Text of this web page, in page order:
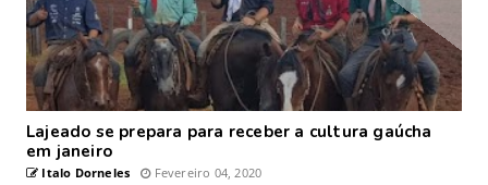
Lajeado se prepara para receber a cultura gaúcha
em janeiro
Italo Dorneles Fevereiro 04, 2020